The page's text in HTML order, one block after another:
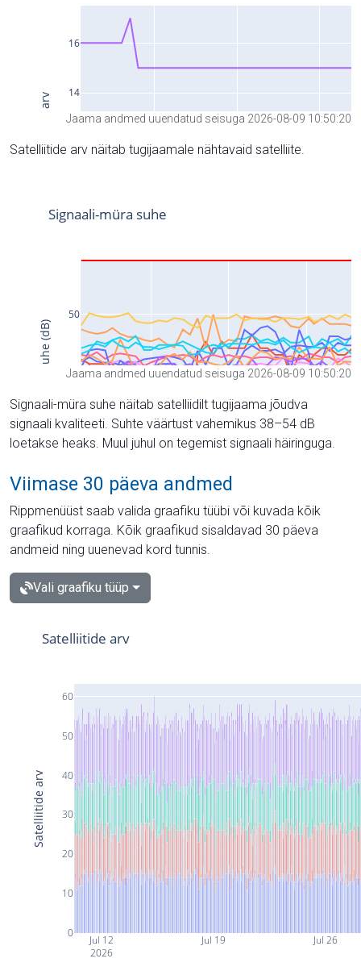
Jaama andmed uuendatud seisuga 2026-08-09 10:50:20
Satelliitide arv näitab tugijaamale nähtavaid satelliite.
Jaama andmed uuendatud seisuga 2026-08-09 10:50:20
Signaali-müra suhe näitab satelliidilt tugijaama jõudva
signaali kvaliteeti. Suhte väärtust vahemikus 38–54 dB
loetakse heaks. Muul juhul on tegemist signaali häiringuga.
Viimase 30 päeva andmed
Rippmenüüst saab valida graafiku tüübi või kuvada kõik
graafikud korraga. Kõik graafikud sisaldavad 30 päeva
andmeid ning uuenevad kord tunnis.
Vali graafiku tüüp
Jul 12
2026
Jul 19 Jul 26
0
10
20
30
40
50
60
Satelliitide arv
Satelliitide arv